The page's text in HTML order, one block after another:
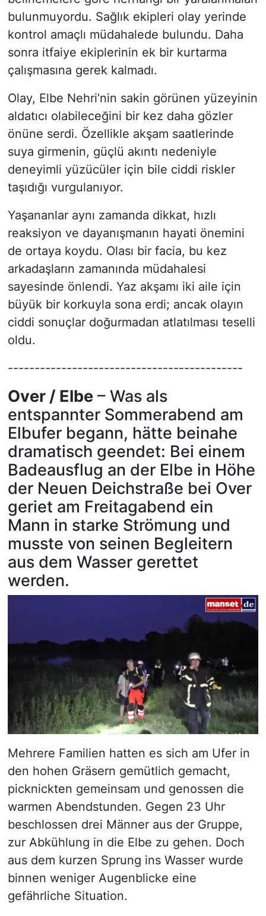
bulunmuyordu. Sağlık ekipleri olay yerinde
kontrol amaçlı müdahalede bulundu. Daha
sonra itfaiye ekiplerinin ek bir kurtarma
çalışmasına gerek kalmadı.
Olay, Elbe Nehri’nin sakin görünen yüzeyinin
aldatıcı olabileceğini bir kez daha gözler
önüne serdi. Özellikle akşam saatlerinde
suya girmenin, güçlü akıntı nedeniyle
deneyimli yüzücüler için bile ciddi riskler
taşıdığı vurgulanıyor.
Yaşananlar aynı zamanda dikkat, hızlı
reaksiyon ve dayanışmanın hayati önemini
de ortaya koydu. Olası bir facia, bu kez
arkadaşların zamanında müdahalesi
sayesinde önlendi. Yaz akşamı iki aile için
büyük bir korkuyla sona erdi; ancak olayın
ciddi sonuçlar doğurmadan atlatılması teselli
oldu.
--------------------------------------------
Over / Elbe – Was als
entspannter Sommerabend am
Elbufer begann, hätte beinahe
dramatisch geendet: Bei einem
Badeausflug an der Elbe in Höhe
der Neuen Deichstraße bei Over
geriet am Freitagabend ein
Mann in starke Strömung und
musste von seinen Begleitern
aus dem Wasser gerettet
werden.
Mehrere Familien hatten es sich am Ufer in
den hohen Gräsern gemütlich gemacht,
picknickten gemeinsam und genossen die
warmen Abendstunden. Gegen 23 Uhr
beschlossen drei Männer aus der Gruppe,
zur Abkühlung in die Elbe zu gehen. Doch
aus dem kurzen Sprung ins Wasser wurde
binnen weniger Augenblicke eine
gefährliche Situation.